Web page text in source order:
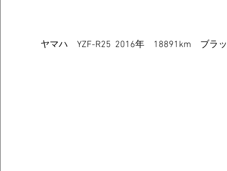
ヤマハ　YZF-R25  2016年　18891km　ブラ